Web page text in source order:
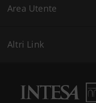
Area Utente
Altri Link